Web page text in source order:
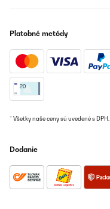
Platobné metódy
* Všetky naše ceny sú uvedené s DPH.
Dodanie